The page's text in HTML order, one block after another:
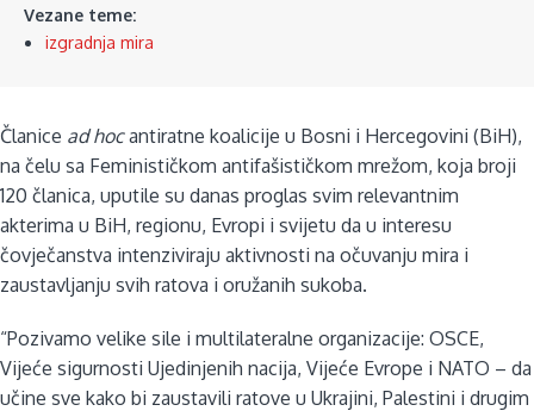
Vezane teme:
izgradnja mira
Članice ad hocantiratne koalicije u Bosni i Hercegovini (BiH),
na čelu sa Feminističkom antifašističkom mrežom, koja broji
120 članica, uputile su danas proglas svim relevantnim
akterima u BiH, regionu, Evropi i svijetu da u interesu
čovječanstva intenziviraju aktivnosti na očuvanju mira i
zaustavljanju svih ratova i oružanih sukoba.
“Pozivamo velike sile i multilateralne organizacije: OSCE,
Vijeće sigurnosti Ujedinjenih nacija, Vijeće Evrope i NATO – da
učine sve kako bi zaustavili ratove u Ukrajini, Palestini i drugim